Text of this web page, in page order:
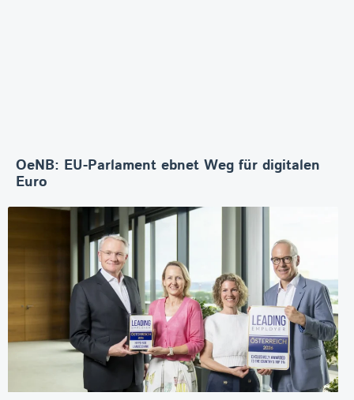
OeNB: EU-Parlament ebnet Weg für digitalen
Euro